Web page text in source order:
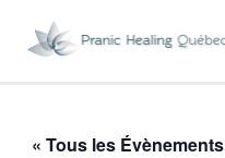
« Tous les Évènements